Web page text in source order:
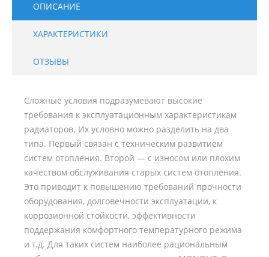
ОПИСАНИЕ
ХАРАКТЕРИСТИКИ
ОТЗЫВЫ
Сложные условия подразумевают высокие
требования к эксплуатационным характеристикам
радиаторов. Их условно можно разделить на два
типа. Первый связан с техническим развитием
систем отопления. Второй — с износом или плохим
качеством обслуживания старых систем отопления.
Это приводит к повышению требований прочности
оборудования, долговечности эксплуатации, к
коррозионной стойкости, эффективности
поддержания комфортного температурного режима
и т.д. Для таких систем наиболее рациональным